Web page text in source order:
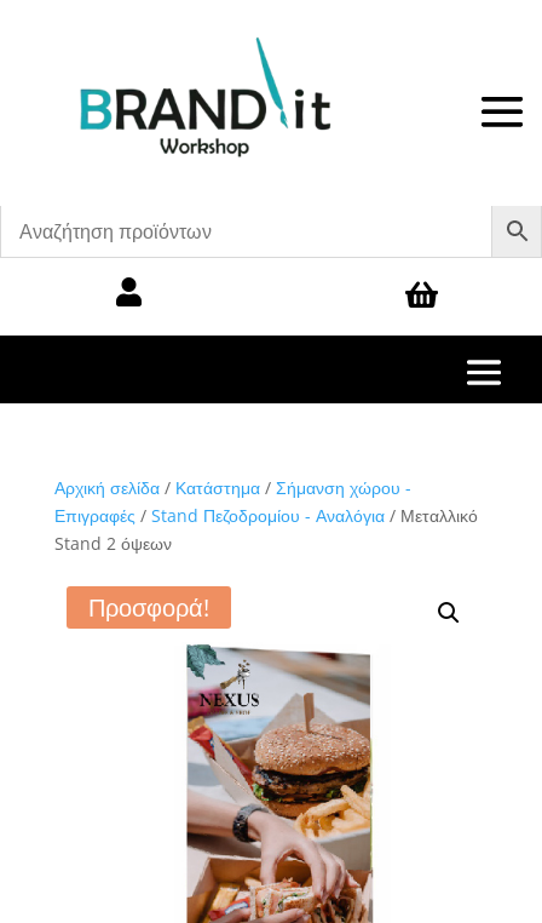
 
Αρχική σελίδα/ Κατάστημα/ Σήμανση χώρου -
Επιγραφές / Stand Πεζοδρομίου - Αναλόγια/ Μεταλλικό
Stand 2 όψεων
Προσφορά!